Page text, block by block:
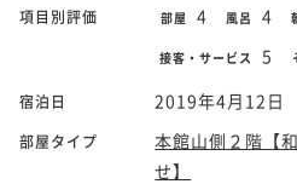
項目別評価 部屋 4 風呂 4
接客・サービス 5
宿泊日 2019年4月12日
部屋タイプ
本館山側２階【
せ】